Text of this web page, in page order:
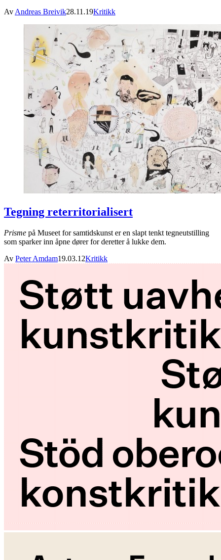
Av Andreas Breivik28.11.19Kritikk
Tegning reterritorialisert
Prisme på Museet for samtidskunst er en slapt tenkt tegneutstilling
som sparker inn åpne dører for deretter å lukke dem.
Av Peter Amdam19.03.12Kritikk